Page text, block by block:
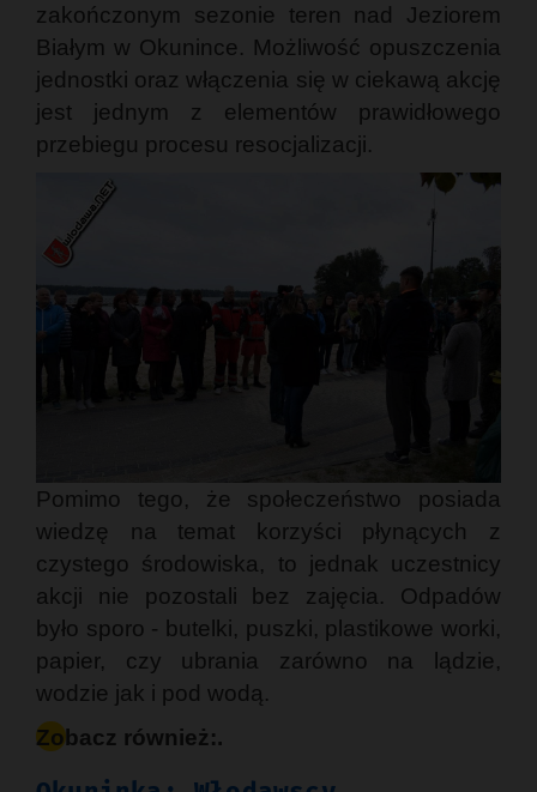
zakończonym sezonie teren nad Jeziorem
Białym w Okunince. Możliwość opuszczenia
jednostki oraz włączenia się w ciekawą akcję
jest jednym z elementów prawidłowego
przebiegu procesu resocjalizacji.
Pomimo tego, że społeczeństwo posiada
wiedzę na temat korzyści płynących z
czystego środowiska, to jednak uczestnicy
akcji nie pozostali bez zajęcia. Odpadów
było sporo - butelki, puszki, plastikowe worki,
papier, czy ubrania zarówno na lądzie,
wodzie jak i pod wodą.
Zobacz również:.